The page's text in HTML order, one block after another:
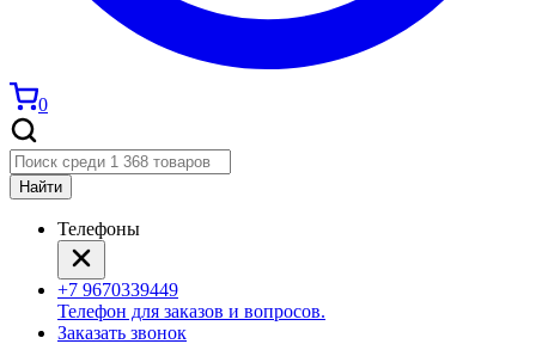
0
Найти
Телефоны
+7 9670339449
Телефон для заказов и вопросов.
Заказать звонок